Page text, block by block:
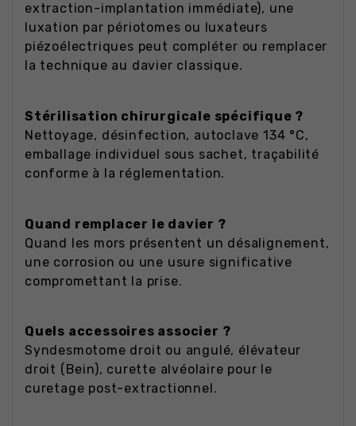
extraction-implantation immédiate), une
luxation par périotomes ou luxateurs
piézoélectriques peut compléter ou remplacer
la technique au davier classique.
Stérilisation chirurgicale spécifique ?
Nettoyage, désinfection, autoclave 134 °C,
emballage individuel sous sachet, traçabilité
conforme à la réglementation.
Quand remplacer le davier ?
Quand les mors présentent un désalignement,
une corrosion ou une usure significative
compromettant la prise.
Quels accessoires associer ?
Syndesmotome droit ou angulé, élévateur
droit (Bein), curette alvéolaire pour le
curetage post-extractionnel.